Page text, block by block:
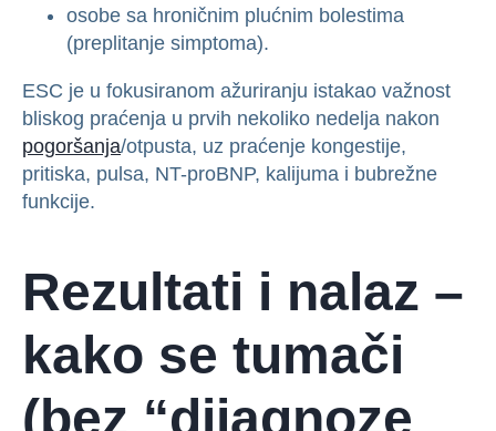
osobe sa hroničnim plućnim bolestima
(preplitanje simptoma).
ESC je u fokusiranom ažuriranju istakao važnost
bliskog praćenja u prvih nekoliko nedelja nakon
pogoršanja/otpusta, uz praćenje kongestije,
pritiska, pulsa, NT-proBNP, kalijuma i bubrežne
funkcije.
Rezultati i nalaz –
kako se tumači
(bez “dijagnoze